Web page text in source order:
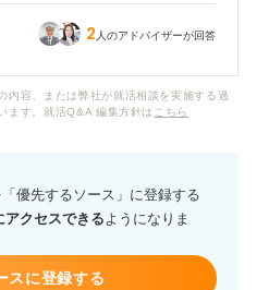
取るよりも、資格がない分を
ピールすべきか、具体的な戦
2 人のアドバイザーが回答
容、または弊社が就活相談を実施する過
ます。就活Q&A 編集方針は こちら
優先するソース」に登録する
クセスできるようになりま
スに登録する